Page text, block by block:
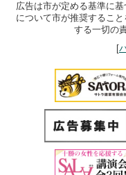
広告は市が定める基準に
について市が推奨するこ
する一切の
[